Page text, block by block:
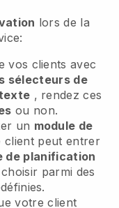
lors de la
vos clients avec
sélecteurs de
, rendez ces
ou non.
un module de
client peut entrer
de planification
parmi des
votre client